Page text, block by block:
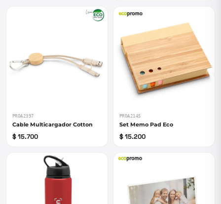
PROA2397
Cable Multicargador Cotton
$ 15.700
PROA2145
Set Memo Pad Eco
$ 15.200